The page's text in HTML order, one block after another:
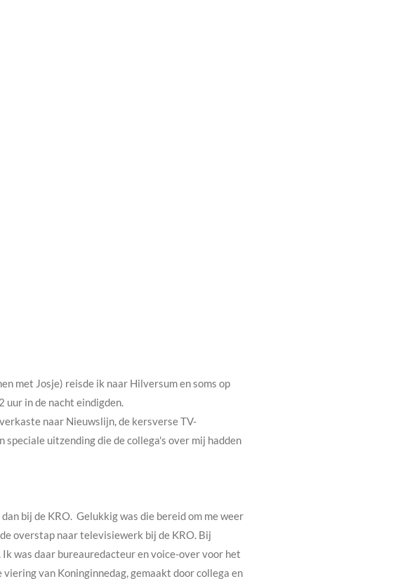
met Josje) reisde ik naar Hilversum en soms op
uur in de nacht eindigden.
naar Nieuwslijn, de kersverse TV-
uitzending die de collega's over mij hadden
bij de KRO. Gelukkig was die bereid om me weer
overstap naar televisiewerk bij de KRO. Bij
was daar bureauredacteur en voice-over voor het
van Koninginnedag, gemaakt door collega en